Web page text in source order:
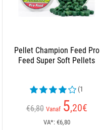
Pellet Champion Feed Pro
Feed Super Soft Pellets
(1
beoordelingen)
€6,80 Vanaf 5,20€
VA*: €6,80